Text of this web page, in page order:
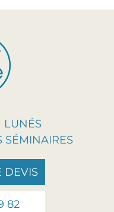
LUNÉS
SÉMINAIRES
DEVIS
82